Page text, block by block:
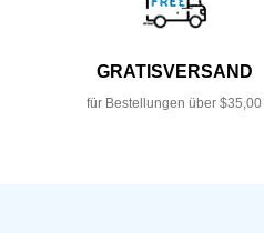
GRATISVERSAND
für Bestellungen über $35,00